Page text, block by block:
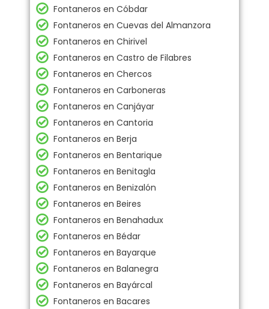
Fontaneros en Cóbdar
Fontaneros en Cuevas del Almanzora
Fontaneros en Chirivel
Fontaneros en Castro de Filabres
Fontaneros en Chercos
Fontaneros en Carboneras
Fontaneros en Canjáyar
Fontaneros en Cantoria
Fontaneros en Berja
Fontaneros en Bentarique
Fontaneros en Benitagla
Fontaneros en Benizalón
Fontaneros en Beires
Fontaneros en Benahadux
Fontaneros en Bédar
Fontaneros en Bayarque
Fontaneros en Balanegra
Fontaneros en Bayárcal
Fontaneros en Bacares